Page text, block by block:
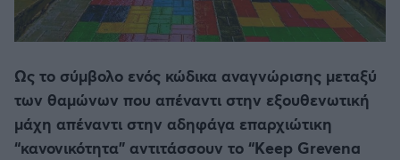
Ως το σύμβολο ενός κώδικα αναγνώρισης μεταξύ
των θαμώνων που απέναντι στην εξουθενωτική
μάχη απέναντι στην αδηφάγα επαρχιώτικη
“κανονικότητα” αντιτάσσουν το “Keep Grevena